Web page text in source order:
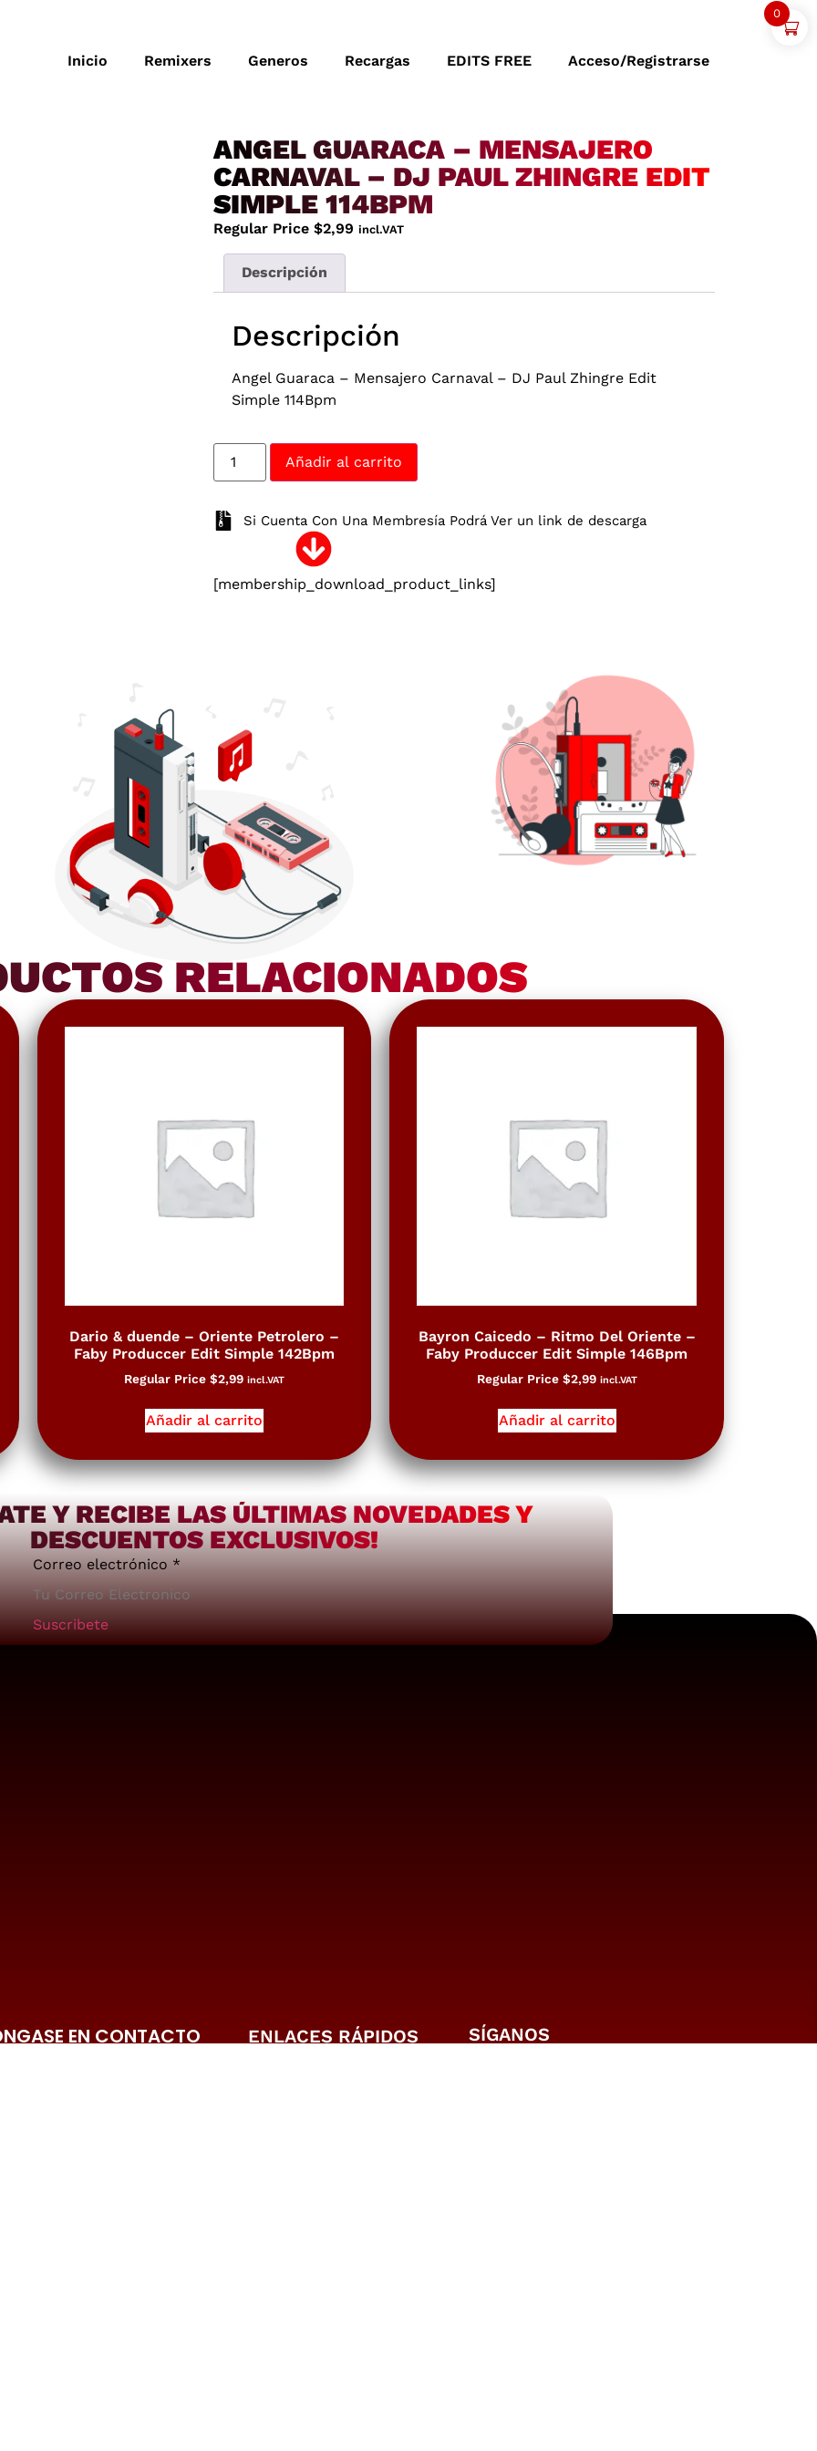
Inicio Remixers Generos Recargas EDITS FREE Acceso/Registrarse
ANGEL GUARACA – MENSAJERO
CARNAVAL – DJ PAUL ZHINGRE EDIT
SIMPLE 114BPM
Regular Price $2,99 incl.VAT
Descripción
Descripción
Angel Guaraca – Mensajero Carnaval – DJ Paul Zhingre Edit
Simple 114Bpm
Añadir al carrito
Si Cuenta Con Una Membresía Podrá Ver un link de descarga
[membership_download_product_links]
RELACIONADOS
Dario & duende – Oriente Petrolero –
Faby Produccer Edit Simple 142Bpm
Regular Price $2,99 incl.VAT
Añadir al carrito
Bayron Caicedo – Ritmo Del Oriente –
Faby Produccer Edit Simple 146Bpm
Regular Price $2,99 incl.VAT
Añadir al carrito
Y RECIBE LAS ÚLTIMAS NOVEDADES Y
DESCUENTOS EXCLUSIVOS!
Correo electrónico *
Suscribete
EN CONTACTO ENLACES RÁPIDOS SÍGANOS
0